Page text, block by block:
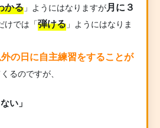
かる」ようにはなりますが月に３
けでは「弾ける」ようにはなりま
の日に自主練習をすることが
るのですが、
い」